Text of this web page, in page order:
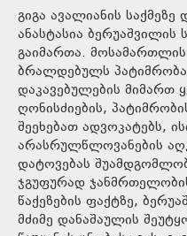
გიგა ავალიანის საქმეზე
ანასტასია ბერუაშვილის
გაიმართა.
ბრალდებულს
დაკავებულების მიმართ
ღონისძიების,
შეეხებათ ადვოკატებს,
არასრულწლოვანების
დატოვებას
ჯგუფურად
წაქეზების ფაქტზე,
მძიმე დანაშაულის